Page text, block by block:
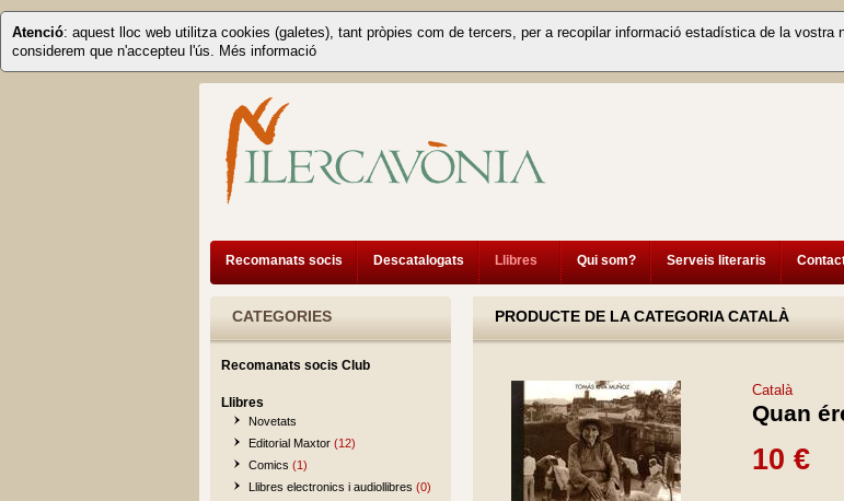
Atenció: aquest lloc web utilitza cookies (galetes), tant pròpies com de tercers, per a recopilar informació estadística de la
considerem que n'accepteu l'ús. Més informació
Recomanats socis Descatalogats Llibres Qui som? Serveis literaris
CATEGORIES
Recomanats socis Club
Llibres
Novetats
Editorial Maxtor (12)
Comics (1)
Llibres electronics i audiollibres (0)
PRODUCTE DE LA CATEGORIA CATALÀ
Català
Quan
10 €